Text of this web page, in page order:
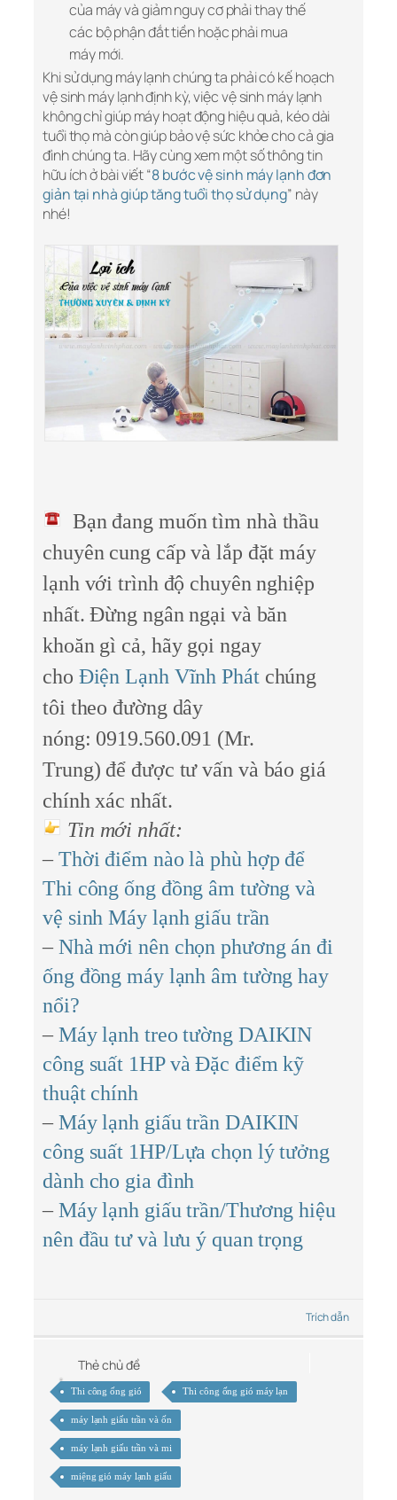
của máy và giảm nguy cơ phải thay thế
các bộ phận đắt tiền hoặc phải mua
máy mới.
Khi sử dụng máy lạnh chúng ta phải có kế hoạch
vệ sinh máy lạnh định kỳ, việc vệ sinh máy lạnh
không chỉ giúp máy hoạt động hiệu quả, kéo dài
tuổi thọ mà còn giúp bảo vệ sức khỏe cho cả gia
đình chúng ta. Hãy cùng xem một số thông tin
hữu ích ở bài viết “8 bước vệ sinh máy lạnh đơn
giản tại nhà giúp tăng tuổi thọ sử dụng” này
nhé!
Bạn đang muốn tìm nhà thầu
chuyên cung cấp và lắp đặt máy
lạnh với trình độ chuyên nghiệp
nhất. Đừng ngân ngại và băn
khoăn gì cả, hãy gọi ngay
cho Điện Lạnh Vĩnh Phát chúng
tôi theo đường dây
nóng: 0919.560.091 (Mr.
Trung) để được tư vấn và báo giá
chính xác nhất.
Tin mới nhất:
– Thời điểm nào là phù hợp để
Thi công ống đồng âm tường và
vệ sinh Máy lạnh giấu trần
– Nhà mới nên chọn phương án đi
ống đồng máy lạnh âm tường hay
nổi?
–Máy lạnh treo tường DAIKIN
công suất 1HP và Đặc điểm kỹ
thuật chính
–Máy lạnh giấu trần DAIKIN
công suất 1HP/Lựa chọn lý tưởng
dành cho gia đình
–Máy lạnh giấu trần/Thương hiệu
nên đầu tư và lưu ý quan trọng
Trích dẫn
Thẻ chủ đề
Thi công ống gió Thi công ống gió máy lạn
máy lạnh giấu trần và ốn
máy lạnh giấu trần và mi
miệng gió máy lạnh giấu